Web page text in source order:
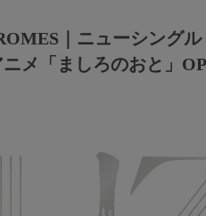
｜ニューシング
メ「ましろのおと」